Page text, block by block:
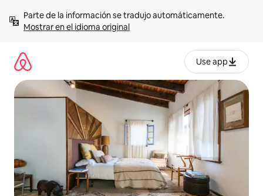
contenidoMostrar en el idioma original
Use app